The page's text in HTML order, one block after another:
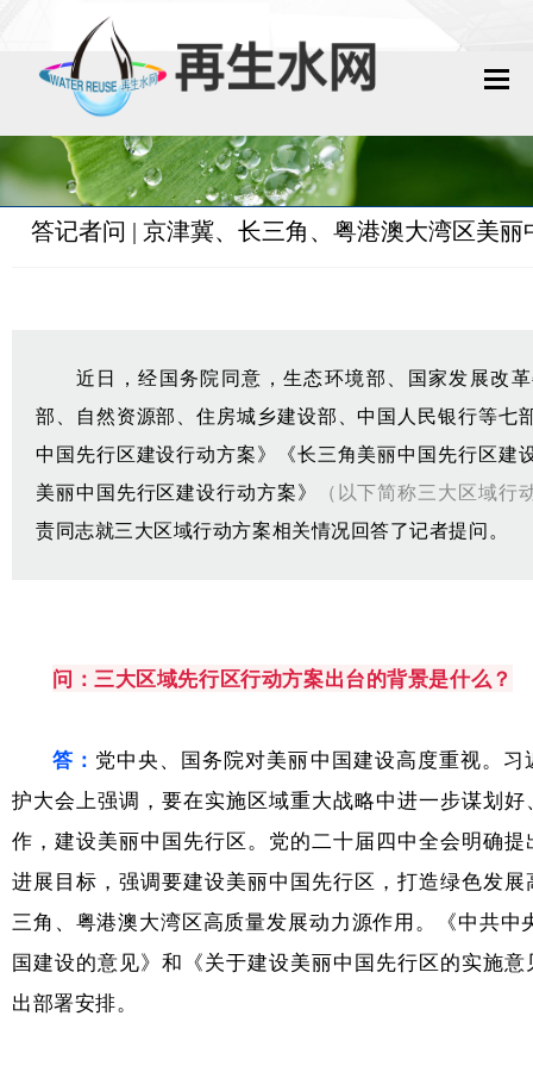
再生水动态
再生水知识
工业废水回用
技术资料
政策法规
答记者问 | 京津冀、长三角、粤港澳大湾区美
近日，经国务院同意，生态环境部、国家发展改
部、自然资源部、住房城乡建设部、中国人民银行等七
中国先行区建设行动方案》《长三角美丽中国先行区建
美丽中国先行区建设行动方案》
（以下简称三大区域行
责同志就三大区域行动方案相关情况回答了记者提问。
问：三大区域先行区行动方案出台的背景是什么？
答： 党中央、国务院对美丽中国建设高度重视。
护大会上强调，要在实施区域重大战略中进一步谋划
作，建设美丽中国先行区。党的二十届四中全会明确
进展目标，强调要建设美丽中国先行区，打造绿色发
三角、粤港澳大湾区高质量发展动力源作用。《中共中
国建设的意见》和《关于建设美丽中国先行区的实施
出部署安排。